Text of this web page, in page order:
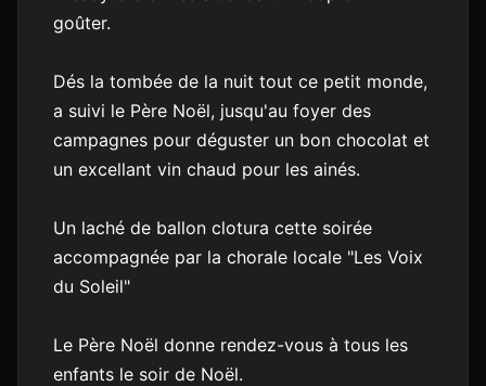
goûter.
Dés la tombée de la nuit tout ce petit monde,
a suivi le Père Noël, jusqu'au foyer des
campagnes pour déguster un bon chocolat et
un excellant vin chaud pour les ainés.
Un laché de ballon clotura cette soirée
accompagnée par la chorale locale "Les Voix
du Soleil"
Le Père Noël donne rendez-vous à tous les
enfants le soir de Noël.